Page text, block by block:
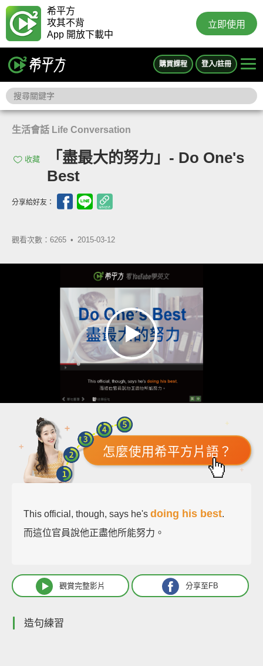
希平方
攻其不背
App 開放下載中
立即使用
購買課程 登入/註冊
生活會話 Life Conversation
收藏
「盡最大的努力」- Do One's
Best
分享給好友：
觀看次數：6265 • 2015-03-12
怎麼使用希平方片語？
This official, though, says he's doing his best.
而這位官員說他正盡他所能努力。
觀賞完整影片 分享至FB
造句練習